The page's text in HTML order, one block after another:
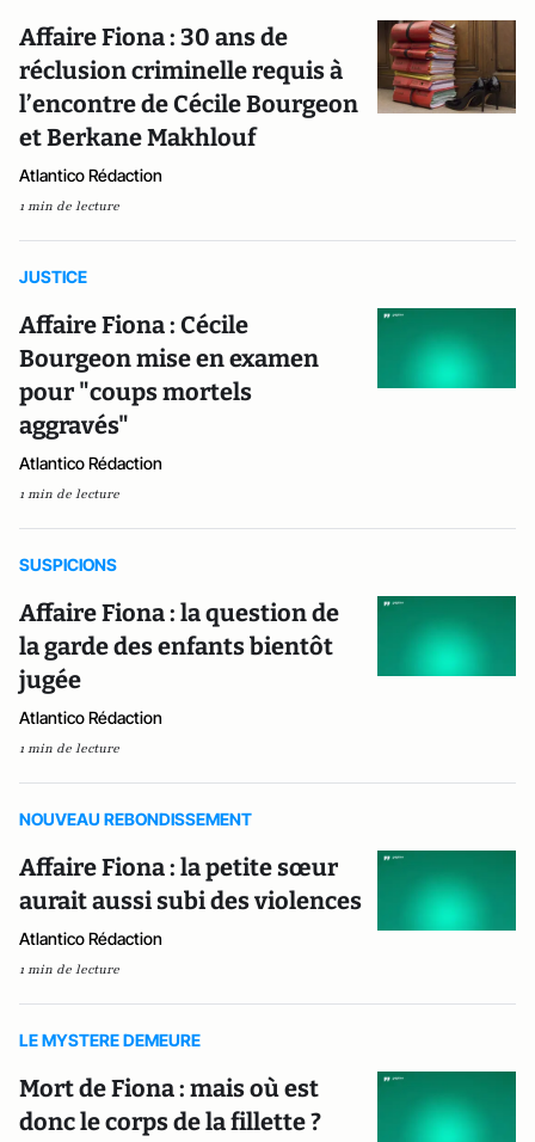
Affaire Fiona : 30 ans de
réclusion criminelle requis à
l’encontre de Cécile Bourgeon
et Berkane Makhlouf
Atlantico Rédaction
1 min de lecture
JUSTICE
Affaire Fiona : Cécile
Bourgeon mise en examen
pour "coups mortels
aggravés"
Atlantico Rédaction
1 min de lecture
SUSPICIONS
Affaire Fiona : la question de
la garde des enfants bientôt
jugée
Atlantico Rédaction
1 min de lecture
NOUVEAU REBONDISSEMENT
Affaire Fiona : la petite sœur
aurait aussi subi des violences
Atlantico Rédaction
1 min de lecture
LE MYSTERE DEMEURE
Mort de Fiona : mais où est
donc le corps de la fillette ?